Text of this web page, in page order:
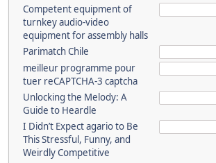
Competent equipment of
turnkey audio-video
equipment for assembly halls
Parimatch Chile
meilleur programme pour
tuer reCAPTCHA-3 captcha
Unlocking the Melody: A
Guide to Heardle
I Didn’t Expect agario to Be
This Stressful, Funny, and
Weirdly Competitive